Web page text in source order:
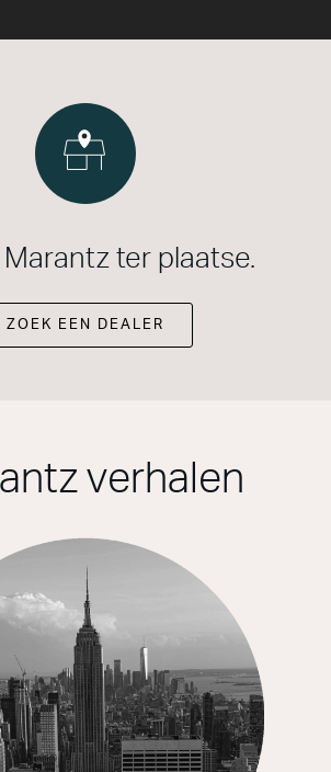
Marantz ter plaatse.
ZOEK EEN DEALER
verhalen